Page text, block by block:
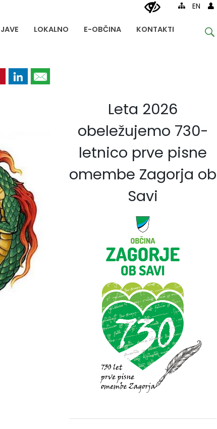
EN
LOKALNO E-OBČINA KONTAKTI
Leta 2026
obeležujemo 730-
letnico prve pisne
omembe Zagorja ob
Savi